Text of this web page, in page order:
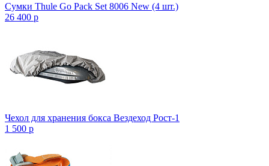
Сумки Thule Go Pack Set 8006 New (4 шт.)
26 400 p
Чехол для хранения бокса Вездеход Рост-1
1 500 p